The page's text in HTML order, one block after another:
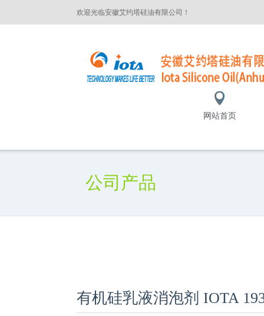
欢迎光临安徽艾约塔硅油有限公司！
网站首页
公司产品
有机硅乳液消泡剂 IOTA